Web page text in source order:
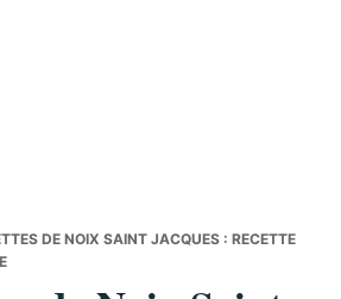
DE NOIX SAINT JACQUES : RECETTE